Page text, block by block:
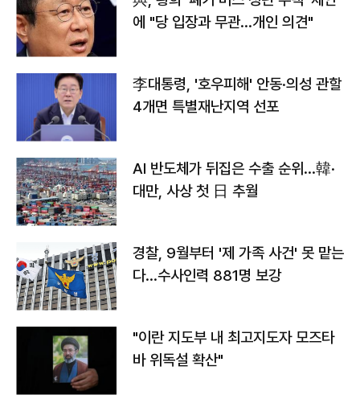
에 "당 입장과 무관…개인 의견"
李대통령, '호우피해' 안동·의성 관할
4개면 특별재난지역 선포
AI 반도체가 뒤집은 수출 순위…韓·
대만, 사상 첫 日 추월
경찰, 9월부터 '제 가족 사건' 못 맡는
다…수사인력 881명 보강
"이란 지도부 내 최고지도자 모즈타
바 위독설 확산"